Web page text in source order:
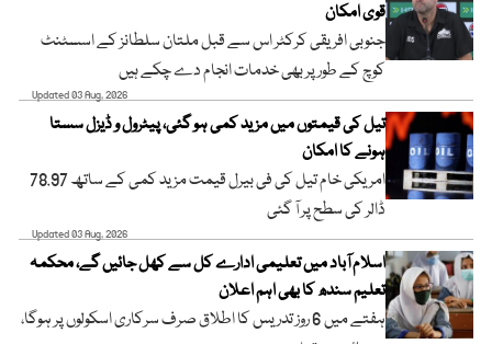
قوی امکان
جنوبی افریقی کرکٹر اس سے قبل ملتان سلطانز کے اسسٹنٹ
کوچ کے طور پر بھی خدمات انجام دے چکے ہیں
Updated 03 Aug, 2026
تیل کی قیمتوں میں مزید کمی ہو گئی، پیٹرول و ڈیزل سستا
ہونے کا امکان
امریکی خام تیل کی فی بیرل قیمت مزید کمی کے ساتھ 78.97
ڈالر کی سطح پر آ گئی
Updated 03 Aug, 2026
اسلام آباد میں تعلیمی ادارے کل سے کھل جائیں گے، محکمہ
تعلیم سندھ کا بھی اہم اعلان
ہفتے میں 6 روز تدریس کا اطلاق صرف سرکاری اسکولوں پر ہوگا،